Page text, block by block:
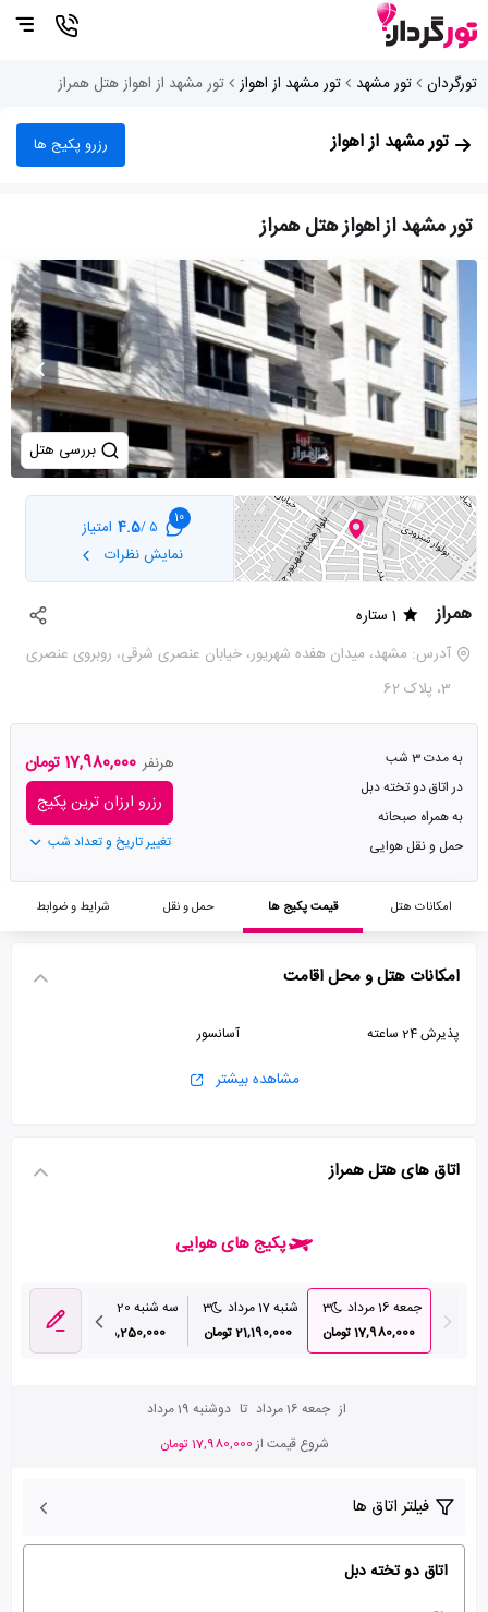
تورگردان تور مشهد تور مشهد از اهواز تور مشهد از اهواز هتل همراز
تور مشهد از اهواز رزرو پکیج ها
تور مشهد از اهواز هتل همراز
بررسی هتل
10
5 /
4.5 امتیاز
نمایش نظرات
همراز
1 ستاره
آدرس: مشهد، میدان هفده شهريور، خيابان عنصری شرقی، روبروی عنصری
3، پلاک 62
به مدت 3 شب
در اتاق دو تخته دبل
به همراه صبحانه
حمل و نقل هوایی
هرنفر 17,980,000 تومان
رزرو ارزان ترین پکیج
تغییر تاریخ و تعداد شب
امکانات هتل قیمت پکیج ها حمل و نقل شرایط و ضوابط
امکانات هتل و محل اقامت
پذیرش 24 ساعته آسانسور
مشاهده بیشتر
اتاق های هتل همراز
پکیج های هوایی
جمعه 16 مرداد
3
17,980,000 تومان
شنبه 17 مرداد
3
21,190,000 تومان
سه شنبه 20 مرداد
3
25,250,000 تومان
از جمعه 16 مرداد تا دوشنبه 19 مرداد
شروع قیمت از17,980,000 تومان
فیلتر اتاق ها
اتاق دو تخته دبل